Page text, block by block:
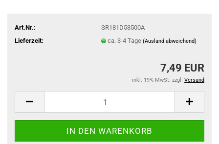
Art.Nr.:
SR181D53500A
Lieferzeit:
ca. 3-4 Tage (Ausland abweichend)
7,49 EUR
inkl. 19% MwSt. zzgl. Versand